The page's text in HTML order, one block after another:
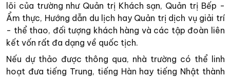
lõi của trường như Quản trị Khách sạn, Quản trị Bếp -
Ẩm thực, Hướng dẫn du lịch hay Quản trị dịch vụ giải trí
- thể thao, đối tượng khách hàng và các tập đoàn liên
kết vốn rất đa dạng về quốc tịch.
Nếu dự thảo được thông qua, nhà trường có thể linh
hoạt đưa tiếng Trung, tiếng Hàn hay tiếng Nhật thành